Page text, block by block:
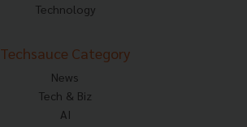
Technology
Techsauce Category
News
Tech & Biz
AI